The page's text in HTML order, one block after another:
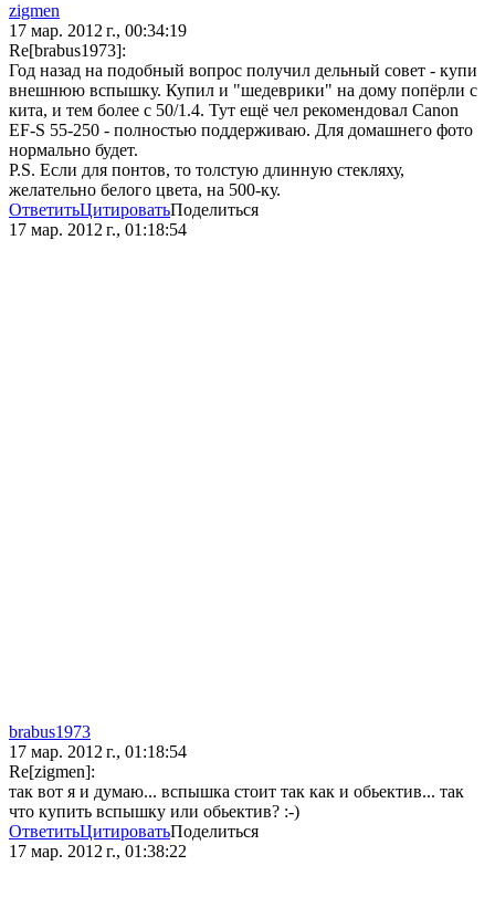
zigmen
17 мар. 2012 г., 00:34:19
Re[brabus1973]:
Год назад на подобный вопрос получил дельный совет - купи
внешнюю вспышку. Купил и "шедеврики" на дому попёрли с
кита, и тем более с 50/1.4. Тут ещё чел рекомендовал Canon
EF-S 55-250 - полностью поддерживаю. Для домашнего фото
нормально будет.
P.S. Если для понтов, то толстую длинную стекляху,
желательно белого цвета, на 500-ку.
ОтветитьЦитироватьПоделиться
17 мар. 2012 г., 01:18:54
brabus1973
17 мар. 2012 г., 01:18:54
Re[zigmen]:
так вот я и думаю... вспышка стоит так как и обьектив... так
что купить вспышку или обьектив? :-)
ОтветитьЦитироватьПоделиться
17 мар. 2012 г., 01:38:22